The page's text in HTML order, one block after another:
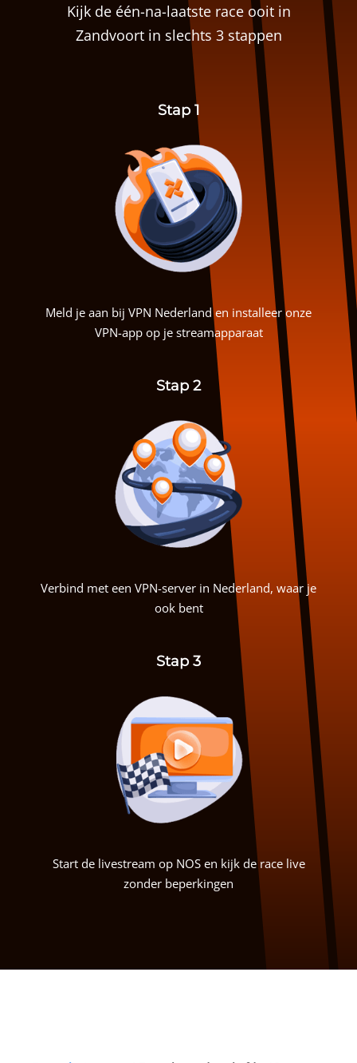
Kijk de één-na-laatste race ooit in
Zandvoort in slechts 3 stappen
Stap 1
Meld je aan bij VPN Nederlanden installeer onze
VPN-app op je streamapparaat
Stap 2
Verbind met een VPN-server in Nederland, waar je
ook bent
Stap 3
Start de livestream op NOS en kijk de race live
zonder beperkingen